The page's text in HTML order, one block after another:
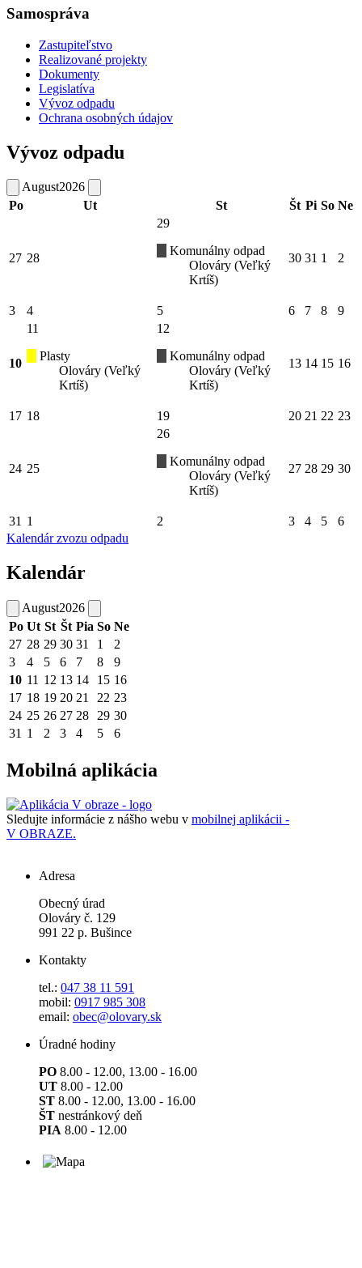
Samospráva
Zastupiteľstvo
Realizované projekty
Dokumenty
Legislatíva
Vývoz odpadu
Ochrana osobných údajov
Vývoz odpadu
August2026
Po
Ut St Št Pi So Ne
27 28
29
Komunálny odpad
Olováry (Veľký
Krtíš)
30 31 1 2
3 4 5 6 7 8 9
10
11
Plasty
Olováry (Veľký
Krtíš)
12
Komunálny odpad
Olováry (Veľký
Krtíš)
13 14 15 16
17 18 19 20 21 22 23
24 25
26
Komunálny odpad
Olováry (Veľký
Krtíš)
27 28 29 30
31 1 2 3 4 5
6
Kalendár zvozu odpadu
Kalendár
August2026
Po Ut St Št Pia So Ne
27 28 29 30 31 1
2
3
4 5 6 7 8
9
10 11 12 13 14 15 16
17 18 19 20 21 22 23
24 25 26 27 28 29 30
31 1 2 3 4 5 6
Mobilná aplikácia
Sledujte informácie z nášho webu v mobilnej aplikácii -
V OBRAZE.
Adresa
Obecný úrad
Olováry č. 129
991 22 p. Bušince
Kontakty
tel.: 047 38 11 591
mobil: 0917 985 308
email: obec@olovary.sk
Úradné hodiny
PO 8.00 - 12.00, 13.00 - 16.00
UT 8.00 - 12.00
ST 8.00 - 12.00, 13.00 - 16.00
ŠT nestránkový deň
PIA 8.00 - 12.00